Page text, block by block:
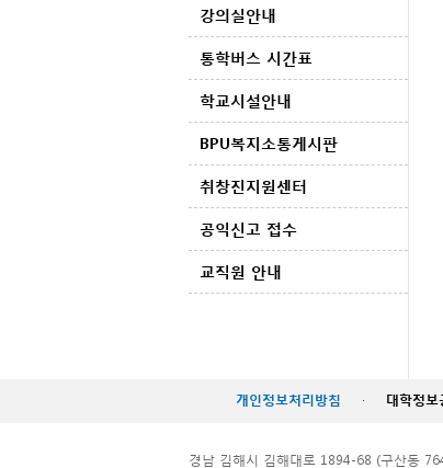
강의실안내
통학버스 시간표
학교시설안내
BPU복지소통게시판
취창진지원센터
공익신고 접수
교직원 안내
개인정보처리방침 · 대학정보
경남 김해시 김해대로 1894-68 (구산동